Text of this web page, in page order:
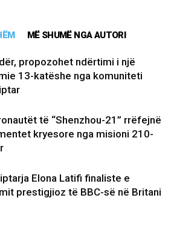
MË SHUMË NGA AUTORI
propozohet ndërtimi i një
13-katëshe nga komuniteti
të “Shenzhou-21” rrëfejnë
kryesore nga misioni 210-
Elona Latifi finaliste e
prestigjioz të BBC-së në Britani